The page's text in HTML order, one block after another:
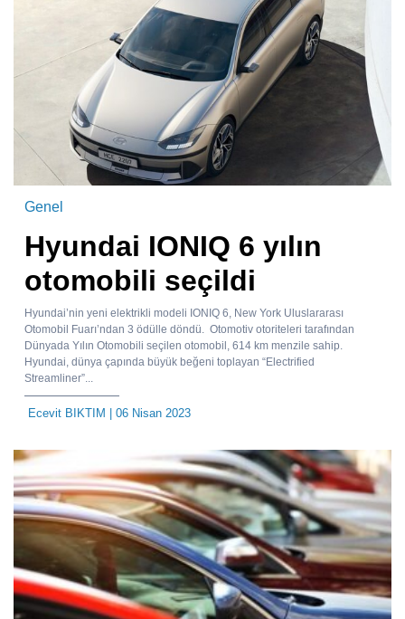
Genel
Hyundai IONIQ 6 yılın
otomobili seçildi
Hyundai’nin yeni elektrikli modeli IONIQ 6, New York Uluslararası
Otomobil Fuarı’ndan 3 ödülle döndü. Otomotiv otoriteleri tarafından
Dünyada Yılın Otomobili seçilen otomobil, 614 km menzile sahip.
Hyundai, dünya çapında büyük beğeni toplayan “Electrified
Streamliner”...
Ecevit BIKTIM | 06 Nisan 2023